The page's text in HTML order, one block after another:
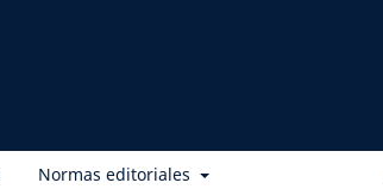
Normas editoriales